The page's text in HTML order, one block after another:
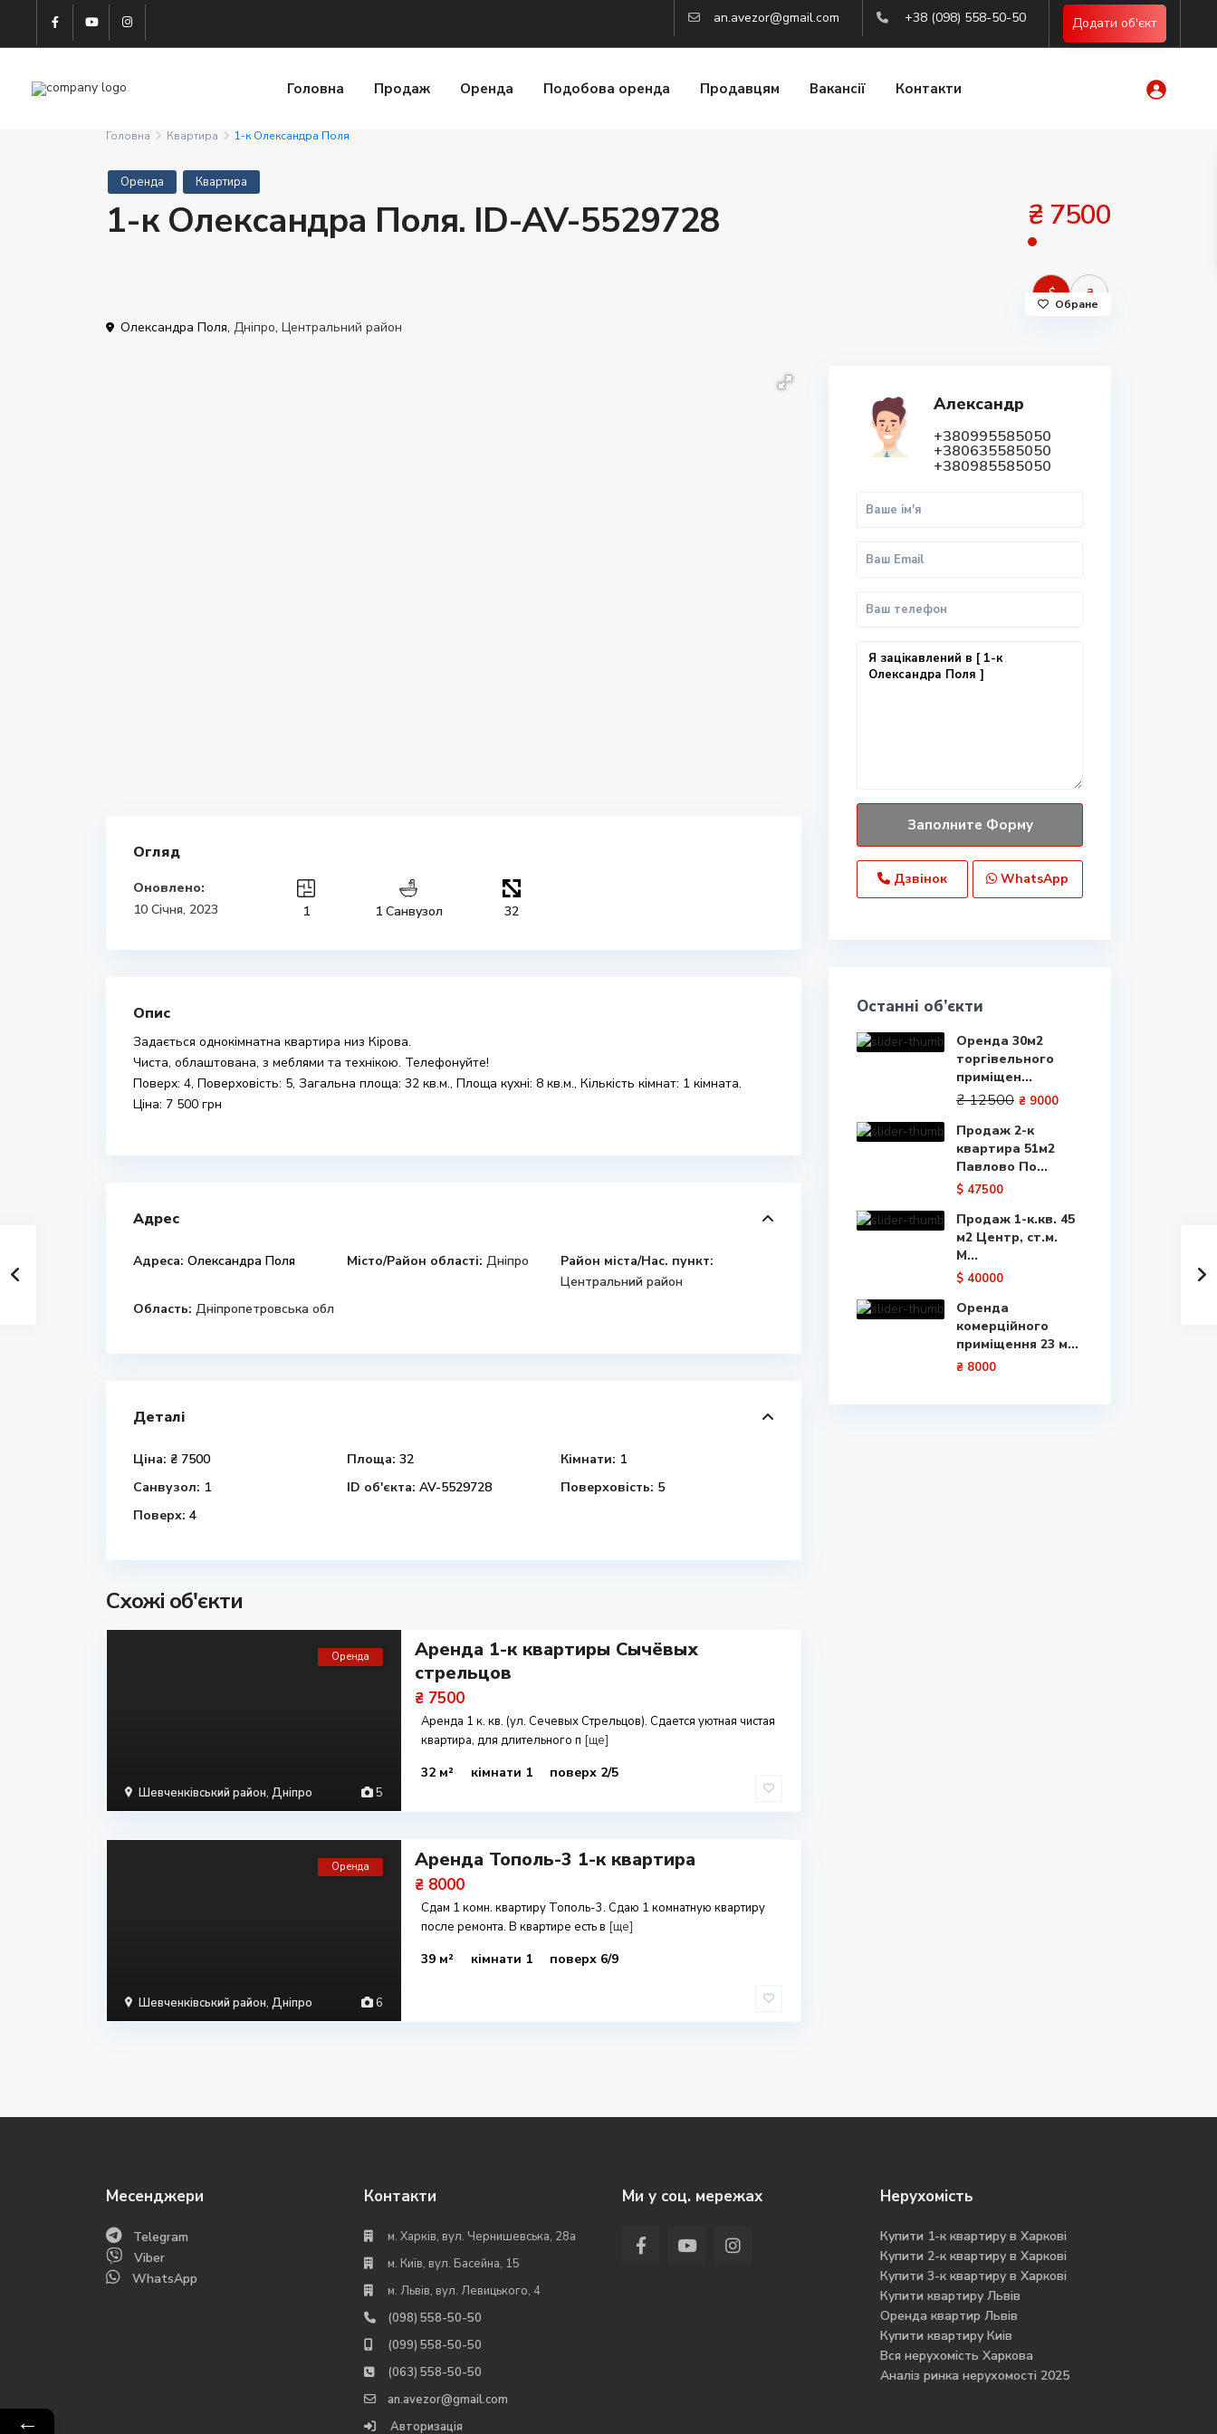
an.avezor@gmail.com +38 (098) 558-50-50 Додати об'єкт
Головна Продаж Оренда Подобова оренда Продавцям Вакансії Контакти
Головна Квартира 1-к Олександра Поля
Оренда Квартира
1-к Олександра Поля. ID-AV-5529728 ₴ 7500
$ ₴
Олександра Поля, Дніпро, Центральний район
Обране
Огляд
Оновлено:
10 Січня, 2023
1 1 Санвузол 32
Опис
Задається однокімнатна квартира низ Кірова.
Чиста, облаштована, з меблями та технікою. Телефонуйте!
Поверх: 4, Поверховість: 5, Загальна площа: 32 кв.м., Площа кухні: 8 кв.м., Кількість кімнат: 1 кімната.
Ціна: 7 500 грн
Адрес
Адреса: Олександра Поля Місто/Район області: Дніпро
Район міста/Нас. пункт:
Центральний район
Область: Дніпропетровська обл
Деталі
Ціна: ₴ 7500 Площа: 32 Кімнати: 1
Санвузол: 1 ID об'єкта: AV-5529728 Поверховість: 5
Поверх: 4
Схожі об'єкти
5
Шевченківський район, Дніпро
Оренда
Аренда 1-к квартиры Сычёвых
стрельцов
₴ 7500
Аренда 1 к. кв. (ул. Сечевых Стрельцов). Сдается уютная чистая
квартира, для длительного п [ще]
32 м² кімнати 1 поверх 2/5
6
Шевченківський район, Дніпро
Оренда Аренда Тополь-3 1-к квартира
₴ 8000
Сдам 1 комн. квартиру Тополь-3. Сдаю 1 комнатную квартиру
после ремонта. В квартире есть в [ще]
39 м² кімнати 1 поверх 6/9
Александр
+380995585050
+380635585050
+380985585050
Дзвінок WhatsApp
Останні об’єкти
Оренда 30м2
торгівельного
приміщен...
₴ 12500 ₴ 9000
Продаж 2-к
квартира 51м2
Павлово По...
$ 47500
Продаж 1-к.кв. 45
м2 Центр, ст.м.
М...
$ 40000
Оренда
комерційного
приміщення 23 м...
₴ 8000
Месенджери
Telegram
Viber
WhatsApp
Контакти
м. Харків, вул. Чернишевська, 28а
м. Київ, вул. Басейна, 15
м. Львів, вул. Левицького, 4
(098) 558-50-50
(099) 558-50-50
(063) 558-50-50
an.avezor@gmail.com
Авторизація
Ми у соц. мережах Нерухомість
Купити 1-к квартиру в Харкові
Купити 2-к квартиру в Харкові
Купити 3-к квартиру в Харкові
Купити квартиру Львів
Оренда квартир Львів
Купити квартиру Киів
Вся нерухомість Харкова
Аналіз ринка нерухомості 2025
←